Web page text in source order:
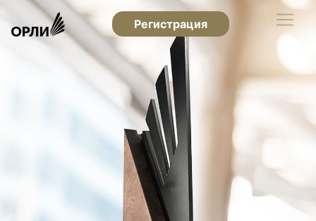
Регистрация